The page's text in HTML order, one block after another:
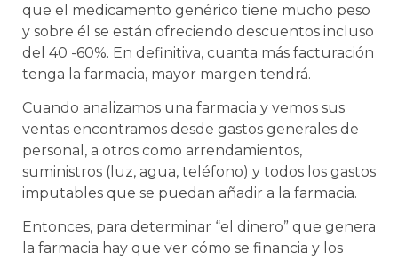
que el medicamento genérico tiene mucho peso
y sobre él se están ofreciendo descuentos incluso
del 40 -60%. En definitiva, cuanta más facturación
tenga la farmacia, mayor margen tendrá.
Cuando analizamos una farmacia y vemos sus
ventas encontramos desde gastos generales de
personal, a otros como arrendamientos,
suministros (luz, agua, teléfono) y todos los gastos
imputables que se puedan añadir a la farmacia.
Entonces, para determinar “el dinero” que genera
la farmacia hay que ver cómo se financia y los